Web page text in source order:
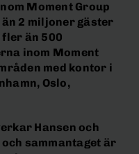
Moment Group
2 miljoner gäster
än 500
inom Moment
med kontor i
Oslo,
Hansen och
sammantaget är